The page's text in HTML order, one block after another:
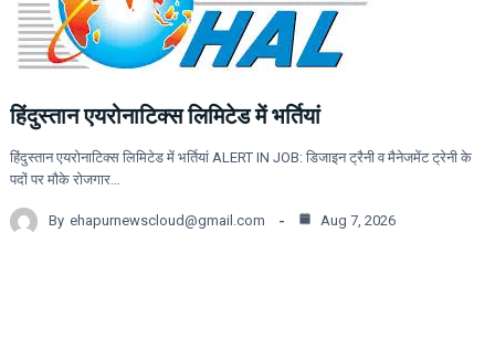
हिंदुस्तान एयरोनाटिक्स लिमिटेड में भर्तियां
हिंदुस्तान एयरोनाटिक्स लिमिटेड में भर्तियां ALERT IN JOB: डिजाइन ट्रैनी व मैनेजमेंट ट्रेनी के
पदों पर मौके रोजगार…
By ehapurnewscloud@gmail.com Aug 7, 2026